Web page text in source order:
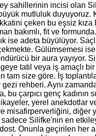
sahillerinin incisi olan
mutluluk
çeken bu eşsiz
bakımlı, fit ve
ise adeta büyülüyor.
Gülümsemesi
bir aura yayıyor.
tatil veya iş amaçlı
tam size göre. İş
rehberi. Aynı
bu çarpıcı genç
yerel anekdotlar
ve misafirperverliğini,
Silifke'nin en
Onunla geçirilen her